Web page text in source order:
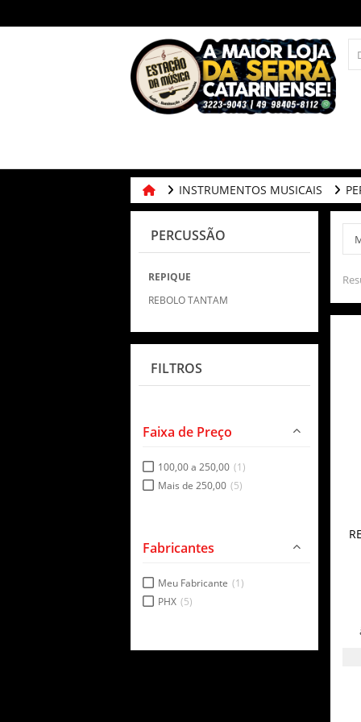
INSTRUMENTOS MUSICAIS
PERCUSSÃO
REPIQUE
REBOLO TANTAM
FILTROS
Faixa de Preço
100,00 a 250,00 (1)
Mais de 250,00 (5)
Fabricantes
Meu Fabricante (1)
PHX (5)